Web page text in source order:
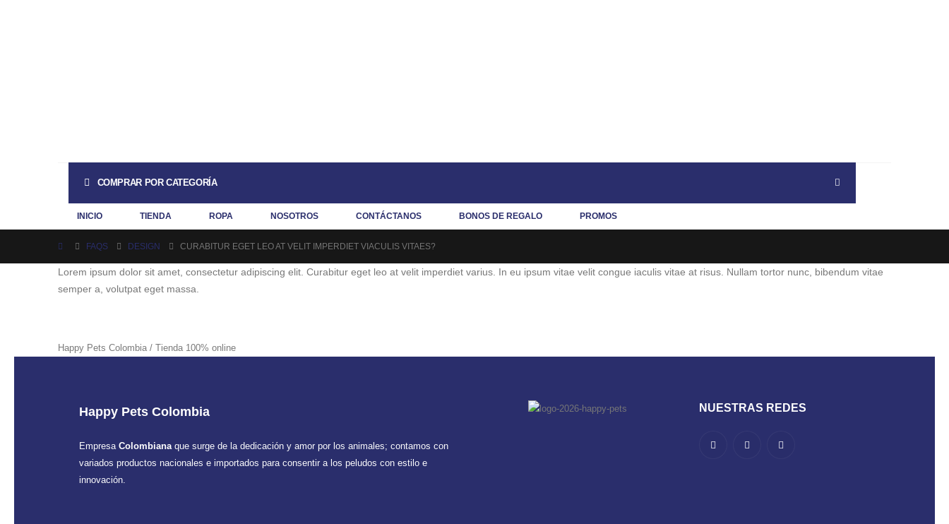
COMPRAR POR CATEGORÍA
INICIO TIENDA ROPA NOSOTROS CONTÁCTANOS BONOS DE REGALO PROMOS
FAQS DESIGN CURABITUR EGET LEO AT VELIT IMPERDIET VIACULIS VITAES?
Lorem ipsum dolor sit amet, consectetur adipiscing elit. Curabitur eget leo at velit imperdiet varius. In eu ipsum vitae velit congue iaculis vitae at risus. Nullam tortor nunc, bibendum vitae
semper a, volutpat eget massa.
Happy Pets Colombia / Tienda 100% online
Happy Pets Colombia
Empresa Colombiana que surge de la dedicación y amor por los animales; contamos con
variados productos nacionales e importados para consentir a los peludos con estilo e
innovación.
NUESTRAS REDES